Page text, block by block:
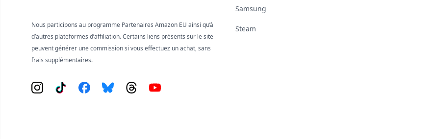
Nous participons au programme Partenaires Amazon EU ainsi qu’à
d’autres plateformes d’affiliation. Certains liens présents sur le site
peuvent générer une commission si vous effectuez un achat, sans
frais supplémentaires.
Instagram
Tiktok FacebookBlueskyThreadsYouTube
Samsung
Steam